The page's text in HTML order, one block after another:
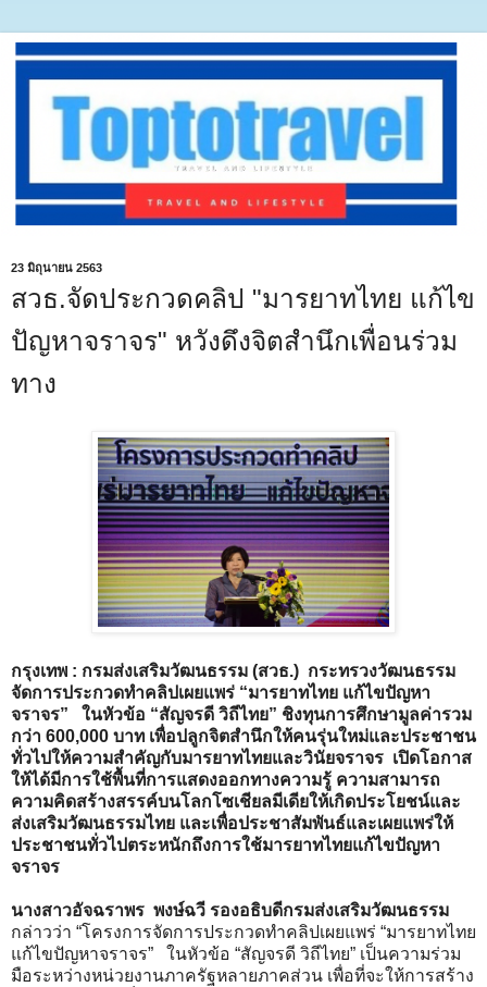
23 มิถุนายน 2563
สวธ.จัดประกวดคลิป "มารยาทไทย แก้ไข
ปัญหาจราจร" หวังดึงจิตสำนึกเพื่อนร่วม
ทาง
กรุงเทพ : กรมส่งเสริมวัฒนธรรม (สวธ.) กระทรวงวัฒนธรรม
จัดการประกวดทำคลิปเผยแพร่ “มารยาทไทย แก้ไขปัญหา
จราจร” ในหัวข้อ “สัญจรดี วิถีไทย” ชิงทุนการศึกษามูลค่ารวม
กว่า 600,000 บาท เพื่อปลูกจิตสำนึกให้คนรุ่นใหม่และประชาชน
ทั่วไปให้ความสำคัญกับมารยาทไทยและวินัยจราจร เปิดโอกาส
ให้ได้มีการใช้พื้นที่การแสดงออกทางความรู้ ความสามารถ
ความคิดสร้างสรรค์บนโลกโซเชียลมีเดียให้เกิดประโยชน์และ
ส่งเสริมวัฒนธรรมไทย และเพื่อประชาสัมพันธ์และเผยแพร่ให้
ประชาชนทั่วไปตระหนักถึงการใช้มารยาทไทยแก้ไขปัญหา
จราจร
นางสาวอัจฉราพร พงษ์ฉวี รองอธิบดีกรมส่งเสริมวัฒนธรรม
กล่าวว่า “โครงการจัดการประกวดทำคลิปเผยแพร่ “มารยาทไทย
แก้ไขปัญหาจราจร” ในหัวข้อ “สัญจรดี วิถีไทย” เป็นความร่วม
มือระหว่างหน่วยงานภาครัฐหลายภาคส่วน เพื่อที่จะให้การสร้าง